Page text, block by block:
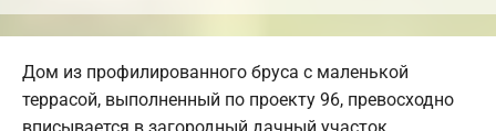
Дом из профилированного бруса с маленькой
террасой, выполненный по проекту 96, превосходно